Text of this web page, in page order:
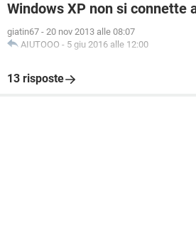
Windows XP non si connette
giatin67 - 20 nov 2013 alle 08:07
AIUTOOO - 5 giu 2016 alle 12:00
13 risposte